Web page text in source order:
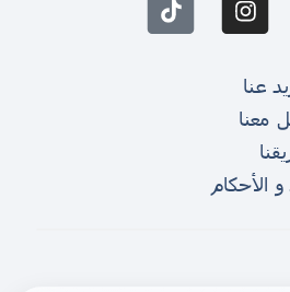
عنا
معنا
الأحكام